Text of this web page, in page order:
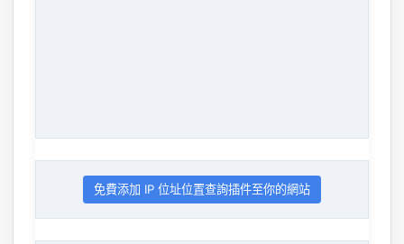
免費添加 IP 位址位置查詢插件至你的網站